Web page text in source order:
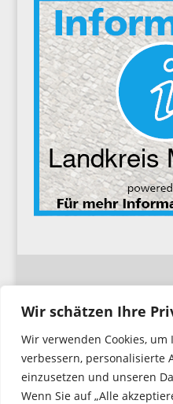
Wir schätzen Ihre
Wir verwenden Cookies,
verbessern, personalisierte
einzusetzen und unseren
Wenn Sie auf „Alle
Impressum
Datenschutzerklärung